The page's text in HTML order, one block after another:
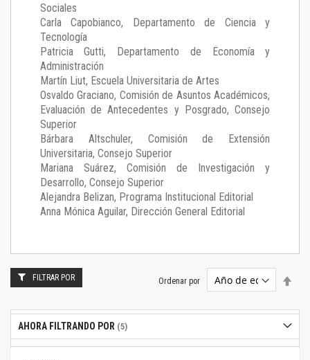
Sociales
Carla Capobianco, Departamento de Ciencia y
Tecnología
Patricia Gutti, Departamento de Economía y
Administración
Martín Liut, Escuela Universitaria de Artes
Osvaldo Graciano, Comisión de Asuntos Académicos,
Evaluación de Antecedentes y Posgrado, Consejo
Superior
Bárbara Altschuler, Comisión de Extensión
Universitaria, Consejo Superior
Mariana Suárez, Comisión de Investigación y
Desarrollo, Consejo Superior
Alejandra Belizan, Programa Institucional Editorial
Anna Mónica Aguilar, Dirección General Editorial
Ordenar por
FILTRAR POR
AHORA FILTRANDO POR